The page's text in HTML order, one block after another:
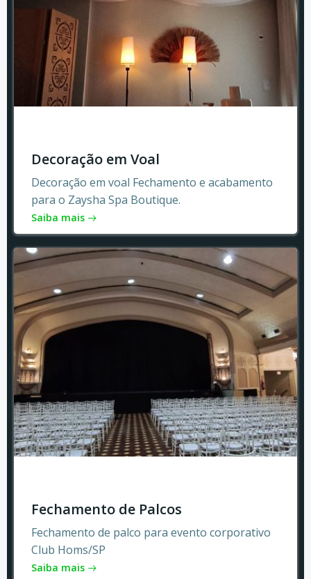
Decoração em Voal
Decoração em voal Fechamento e acabamento
para o Zaysha Spa Boutique.
Saiba mais
Fechamento de Palcos
Fechamento de palco para evento corporativo
Club Homs/SP
Saiba mais